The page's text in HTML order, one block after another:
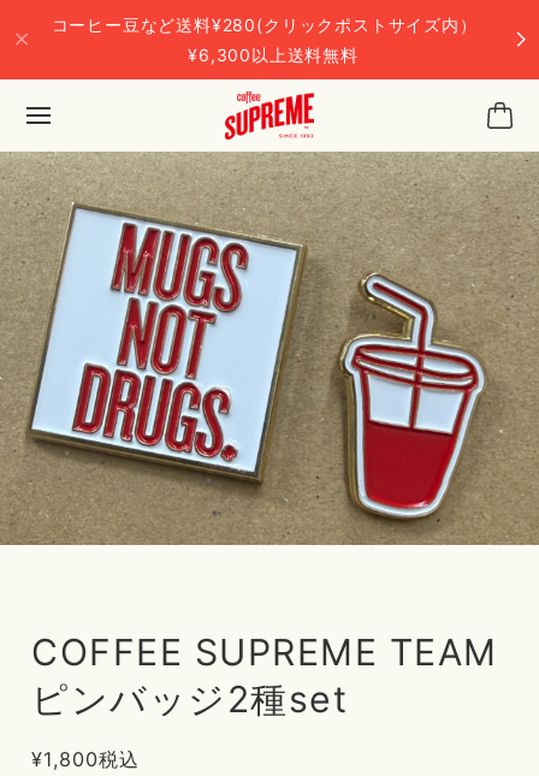
コーヒー豆など送料¥280(クリックポストサイズ内）
¥6,300以上送料無料
COFFEE SUPREME TEAM
ピンバッジ2種set
¥1,800税込